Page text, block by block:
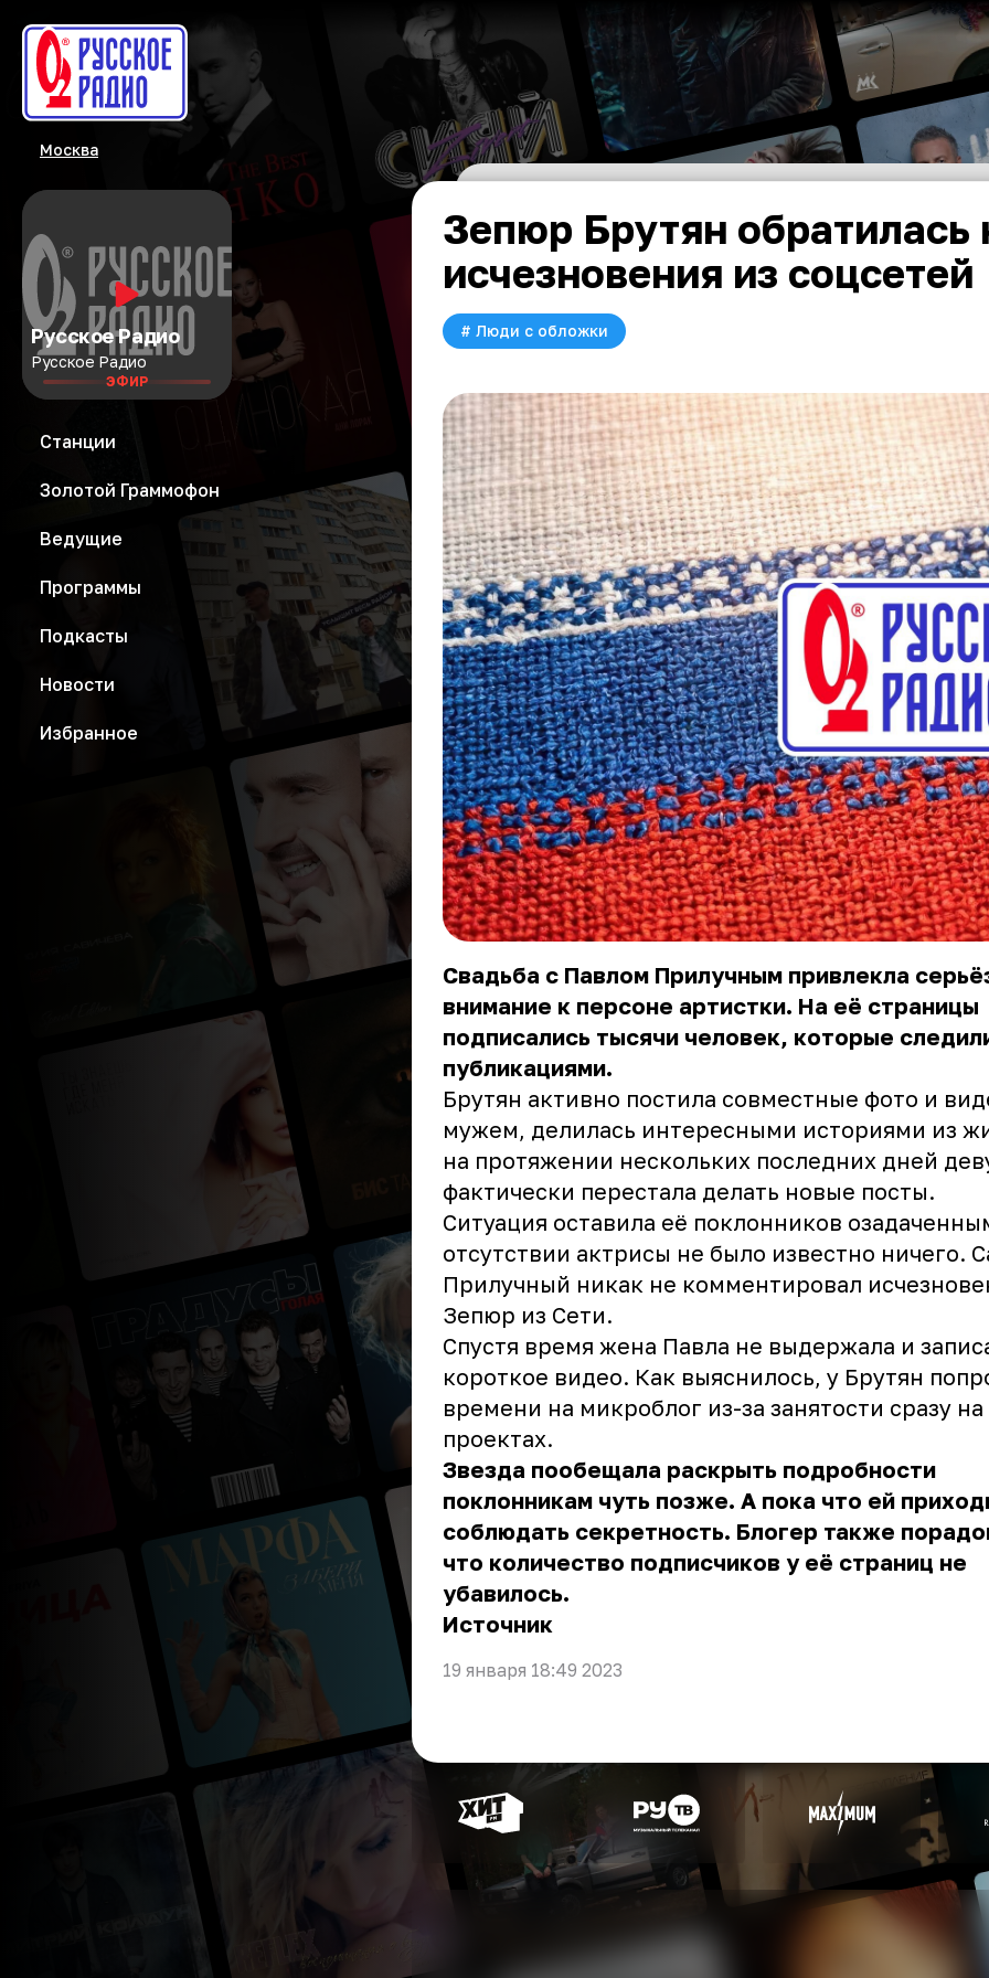
Москва
Русское Радио
Русское Радио
ЭФИР
Станции
Золотой Граммофон
Ведущие
Программы
Подкасты
Новости
Избранное
Зепюр Брутян обратилась
исчезновения из соцсетей
# Люди с обложки
Свадьба с Павлом Прилучным привлекла
внимание к персоне артистки. На её страницы
подписались тысячи человек, которые
публикациями.
Брутян активно постила совместные фото и
мужем, делилась интересными историями из
на протяжении нескольких последних дней
фактически перестала делать новые посты.
Ситуация оставила её поклонников
отсутствии актрисы не было известно ничего.
Прилучный никак не комментировал
Зепюр из Сети.
Спустя время жена Павла не выдержала и
короткое видео. Как выяснилось, у Брутян
времени на микроблог из-за занятости сразу на
проектах.
Звезда пообещала раскрыть подробности
поклонникам чуть позже. А пока что ей
соблюдать секретность. Блогер также
что количество подписчиков у её страниц не
убавилось.
Источник
19 января 18:49 2023